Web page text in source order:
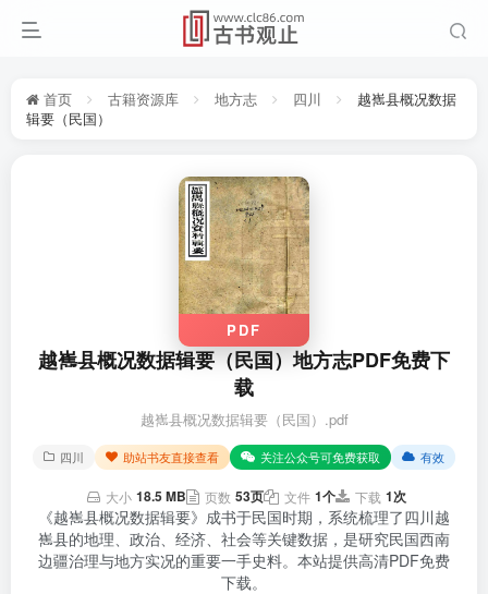
首页 古籍资源库 地方志 四川
越嶲县概况数据
辑要（民国）
PDF
越嶲县概况数据辑要（民国）地方志PDF免费下
载
越嶲县概况数据辑要（民国）.pdf
四川 助站书友直接查看 关注公众号可免费获取 有效
大小 18.5 MB 页数 53页 文件 1个 下载 1次
《越嶲县概况数据辑要》成书于民国时期，系统梳理了四川越
嶲县的地理、政治、经济、社会等关键数据，是研究民国西南
边疆治理与地方实况的重要一手史料。本站提供高清PDF免费
下载。